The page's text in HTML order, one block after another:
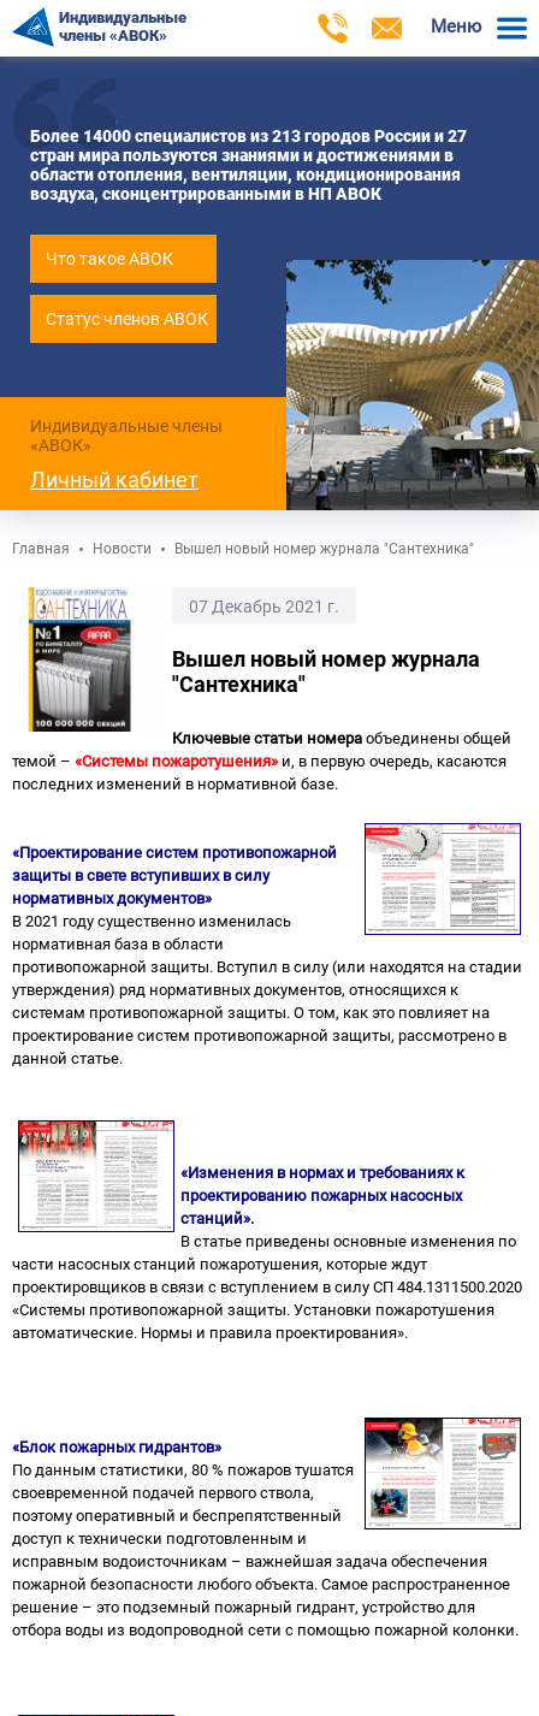
Индивидуальные
члены «АВОК»
Меню
Более 14000 специалистов из 213 городов России и 27
стран мира пользуются знаниями и достижениями в
области отопления, вентиляции, кондиционирования
воздуха, сконцентрированными в НП АВОК
Что такое АВОК
Статус членов АВОК
Индивидуальные члены
«АВОК»
Личный кабинет
Главная Новости Вышел новый номер журнала "Сантехника"
07 Декабрь 2021 г.
Вышел новый номер журнала
"Сантехника"
Ключевые статьи номера объединены общей
темой – «Системы пожаротушения» и, в первую очередь, касаются
последних изменений в нормативной базе.
«Проектирование систем противопожарной
защиты в свете вступивших в силу
нормативных документов»
В 2021 году существенно изменилась
нормативная база в области
противопожарной защиты. Вступил в силу (или находятся на стадии
утверждения) ряд нормативных документов, относящихся к
системам противопожарной защиты. О том, как это повлияет на
проектирование систем противопожарной защиты, рассмотрено в
данной статье.
«Изменения в нормах и требованиях к
проектированию пожарных насосных
станций».
В статье приведены основные изменения по
части насосных станций пожаротушения, которые ждут
проектировщиков в связи с вступлением в силу СП 484.1311500.2020
«Системы противопожарной защиты. Установки пожаротушения
автоматические. Нормы и правила проектирования».
«Блок пожарных гидрантов»
По данным статистики, 80 % пожаров тушатся
своевременной подачей первого ствола,
поэтому оперативный и беспрепятственный
доступ к технически подготовленным и
исправным водоисточникам – важнейшая задача обеспечения
пожарной безопасности любого объекта. Самое распространенное
решение – это подземный пожарный гидрант, устройство для
отбора воды из водопроводной сети с помощью пожарной колонки.